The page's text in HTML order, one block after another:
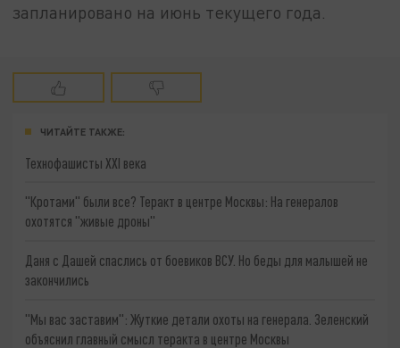
запланировано на июнь текущего года.
ЧИТАЙТЕ ТАКЖЕ:
Технофашисты XXI века
"Кротами" были все? Теракт в центре Москвы: На генералов
охотятся "живые дроны"
Даня с Дашей спаслись от боевиков ВСУ. Но беды для малышей не
закончились
"Мы вас заставим": Жуткие детали охоты на генерала. Зеленский
объяснил главный смысл теракта в центре Москвы